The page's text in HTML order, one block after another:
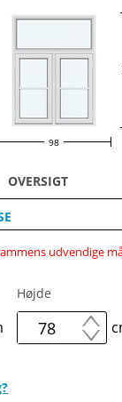
98
OVERSIGT
udvendige
Højde